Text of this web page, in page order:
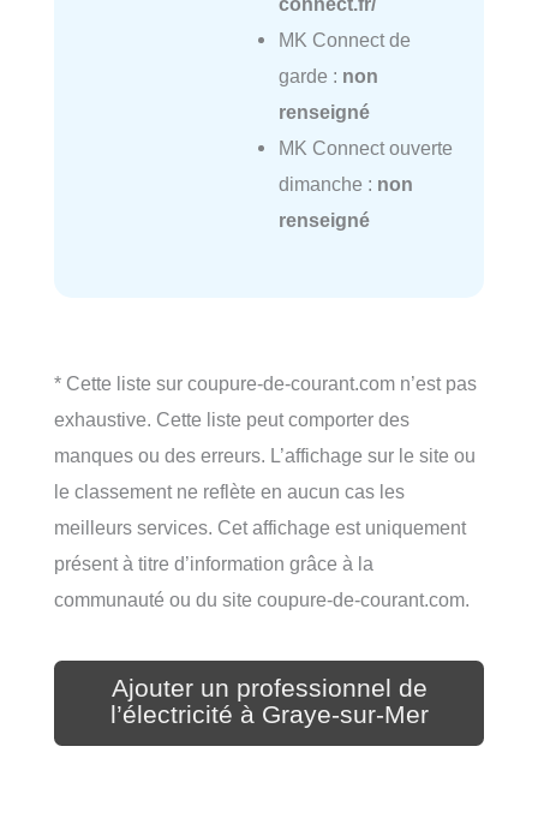
MK Connect de
garde : non
renseigné
MK Connect ouverte
dimanche : non
renseigné
* Cette liste sur coupure-de-courant.com n’est pas
exhaustive. Cette liste peut comporter des
manques ou des erreurs. L’affichage sur le site ou
le classement ne reflète en aucun cas les
meilleurs services. Cet affichage est uniquement
présent à titre d’information grâce à la
communauté ou du site coupure-de-courant.com.
Ajouter un professionnel de
l’électricité à Graye-sur-Mer